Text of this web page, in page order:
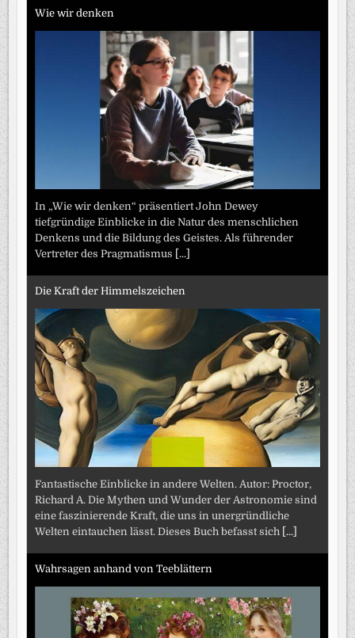
Wie wir denken
In „Wie wir denken“ präsentiert John Dewey
tiefgründige Einblicke in die Natur des menschlichen
Denkens und die Bildung des Geistes. Als führender
Vertreter des Pragmatismus [...]
Die Kraft der Himmelszeichen
Fantastische Einblicke in andere Welten. Autor: Proctor,
Richard A. Die Mythen und Wunder der Astronomie sind
eine faszinierende Kraft, die uns in unergründliche
Welten eintauchen lässt. Dieses Buch befasst sich [...]
Wahrsagen anhand von Teeblättern